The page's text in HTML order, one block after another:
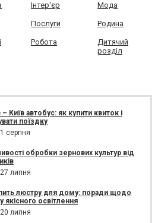
Інтер'єр Мода
Послуги Родина
Робота
Дитячий
розділ
– Київ автобус: як купити квиток і
поїздку
1 серпня
обробки зернових культур від
27 липня
люстру для дому: поради щодо
якісного освітлення
20 липня